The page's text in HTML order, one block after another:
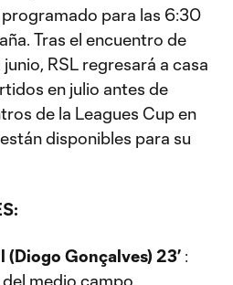
para las 6:30
Tras el encuentro de
RSL regresará a casa
en julio antes de
de la Leagues Cup en
disponibles para su
(Diogo Gonçalves) 23’ :
medio campo,